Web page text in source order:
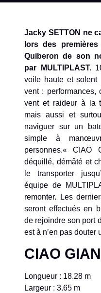
Jacky SETTON ne
lors des
Quiberon de son
par MULTIPLAST.
voile haute et
vent : performances,
vent et raideur à la
mais aussi et
naviguer sur un
simple à
personnes.« CIAO
déquillé, démâté et
le transporter
équipe de
remonter. Les
seront effectués en
de rejoindre son port
est à n’en pas douter
CIAO
Longueur : 18.28 m
Largeur : 3.65 m